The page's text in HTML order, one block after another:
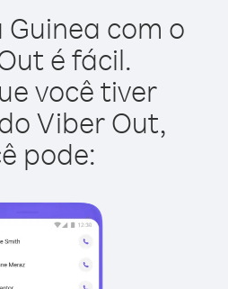
com o
é fácil.
você tiver
Viber Out,
pode: